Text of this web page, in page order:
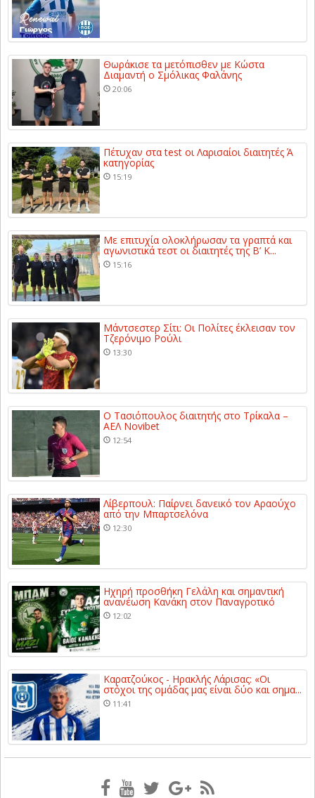
Θωράκισε τα μετόπισθεν με Κώστα
Διαμαντή ο Σμόλικας Φαλάνης
20:06
Πέτυχαν στα test οι Λαρισαίοι διαιτητές Ά
κατηγορίας
15:19
Με επιτυχία ολοκλήρωσαν τα γραπτά και
αγωνιστικά τεστ οι διαιτητές της Β’ Κ...
15:16
Μάντσεστερ Σίτι: Οι Πολίτες έκλεισαν τον
Τζερόνιμο Ρούλι
13:30
Ο Τασιόπουλος διαιτητής στο Τρίκαλα –
ΑΕΛ Novibet
12:54
Λίβερπουλ: Παίρνει δανεικό τον Αραούχο
από την Μπαρτσελόνα
12:30
Ηχηρή προσθήκη Γελάλη και σημαντική
ανανέωση Κανάκη στον Παναγροτικό
12:02
Καρατζούκος - Ηρακλής Λάρισας: «Οι
στόχοι της ομάδας μας είναι δύο και σημα...
11:41